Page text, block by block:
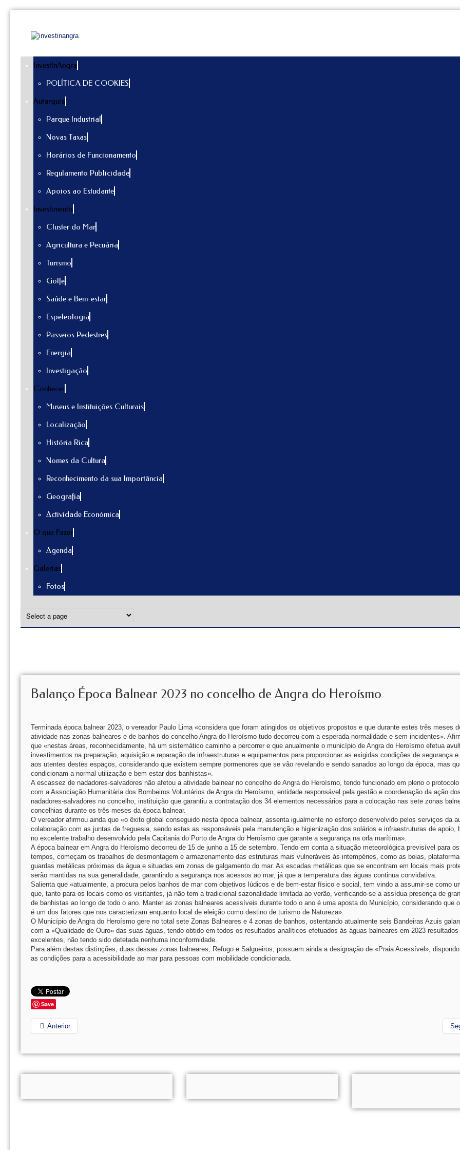
InvestInAngra
POLÍTICA DE COOKIES
Autarquia
Parque Industrial
Novas Taxas
Horários de Funcionamento
Regulamento Publicidade
Apoios ao Estudante
Investimento
Cluster do Mar
Agricultura e Pecuária
Turismo
Golfe
Saúde e Bem-estar
Espeleologia
Passeios Pedestres
Energia
Investigação
Conhecer
Museus e Instituições Culturais
Localização
História Rica
Nomes da Cultura
Reconhecimento da sua Importância
Geografia
Actividade Económica
O que Fazer
Agenda
Galerias
Fotos
Balanço Época Balnear 2023 no concelho de Angra do Heroísmo
Terminada época balnear 2023, o vereador Paulo Lima «considera que foram atingidos os objetivos propostos e que durante estes três meses
atividade nas zonas balneares e de banhos do concelho Angra do Heroísmo tudo decorreu com a esperada normalidade e sem incidentes».
que «nestas áreas, reconhecidamente, há um sistemático caminho a percorrer e que anualmente o município de Angra do Heroísmo efetua
investimentos na preparação, aquisição e reparação de infraestruturas e equipamentos para proporcionar as exigidas condições de segurança
aos utentes destes espaços, considerando que existem sempre pormenores que se vão revelando e sendo sanados ao longo da época, mas
condicionam a normal utilização e bem estar dos banhistas».
A escassez de nadadores-salvadores não afetou a atividade balnear no concelho de Angra do Heroísmo, tendo funcionado em pleno o
com a Associação Humanitária dos Bombeiros Voluntários de Angra do Heroísmo, entidade responsável pela gestão e coordenação da ação dos
nadadores-salvadores no concelho, instituição que garantiu a contratação dos 34 elementos necessários para a colocação nas sete zonas
concelhias durante os três meses da época balnear.
O vereador afirmou ainda que «o êxito global conseguido nesta época balnear, assenta igualmente no esforço desenvolvido pelos serviços da
colaboração com as juntas de freguesia, sendo estas as responsáveis pela manutenção e higienização dos solários e infraestruturas de apoio,
no excelente trabalho desenvolvido pela Capitania do Porto de Angra do Heroísmo que garante a segurança na orla marítima».
A época balnear em Angra do Heroísmo decorreu de 15 de junho a 15 de setembro. Tendo em conta a situação meteorológica previsível para
tempos, começam os trabalhos de desmontagem e armazenamento das estruturas mais vulneráveis às intempéries, como as boias,
guardas metálicas próximas da água e situadas em zonas de galgamento do mar. As escadas metálicas que se encontram em locais mais
serão mantidas na sua generalidade, garantindo a segurança nos acessos ao mar, já que a temperatura das águas continua convidativa.
Salienta que «atualmente, a procura pelos banhos de mar com objetivos lúdicos e de bem-estar físico e social, tem vindo a assumir-se como
que, tanto para os locais como os visitantes, já não tem a tradicional sazonalidade limitada ao verão, verificando-se a assídua presença de
de banhistas ao longo de todo o ano. Manter as zonas balneares acessíveis durante todo o ano é uma aposta do Município, considerando que
é um dos fatores que nos caracterizam enquanto local de eleição como destino de turismo de Natureza».
O Município de Angra do Heroísmo gere no total sete Zonas Balneares e 4 zonas de banhos, ostentando atualmente seis Bandeiras Azuis
com a «Qualidade de Ouro» das suas águas, tendo obtido em todos os resultados analíticos efetuados às águas balneares em 2023 resultados
excelentes, não tendo sido detetada nenhuma inconformidade.
Para além destas distinções, duas dessas zonas balneares, Refugo e Salgueiros, possuem ainda a designação de «Praia Acessível»,
as condições para a acessibilidade ao mar para pessoas com mobilidade condicionada.
Save
Anterior